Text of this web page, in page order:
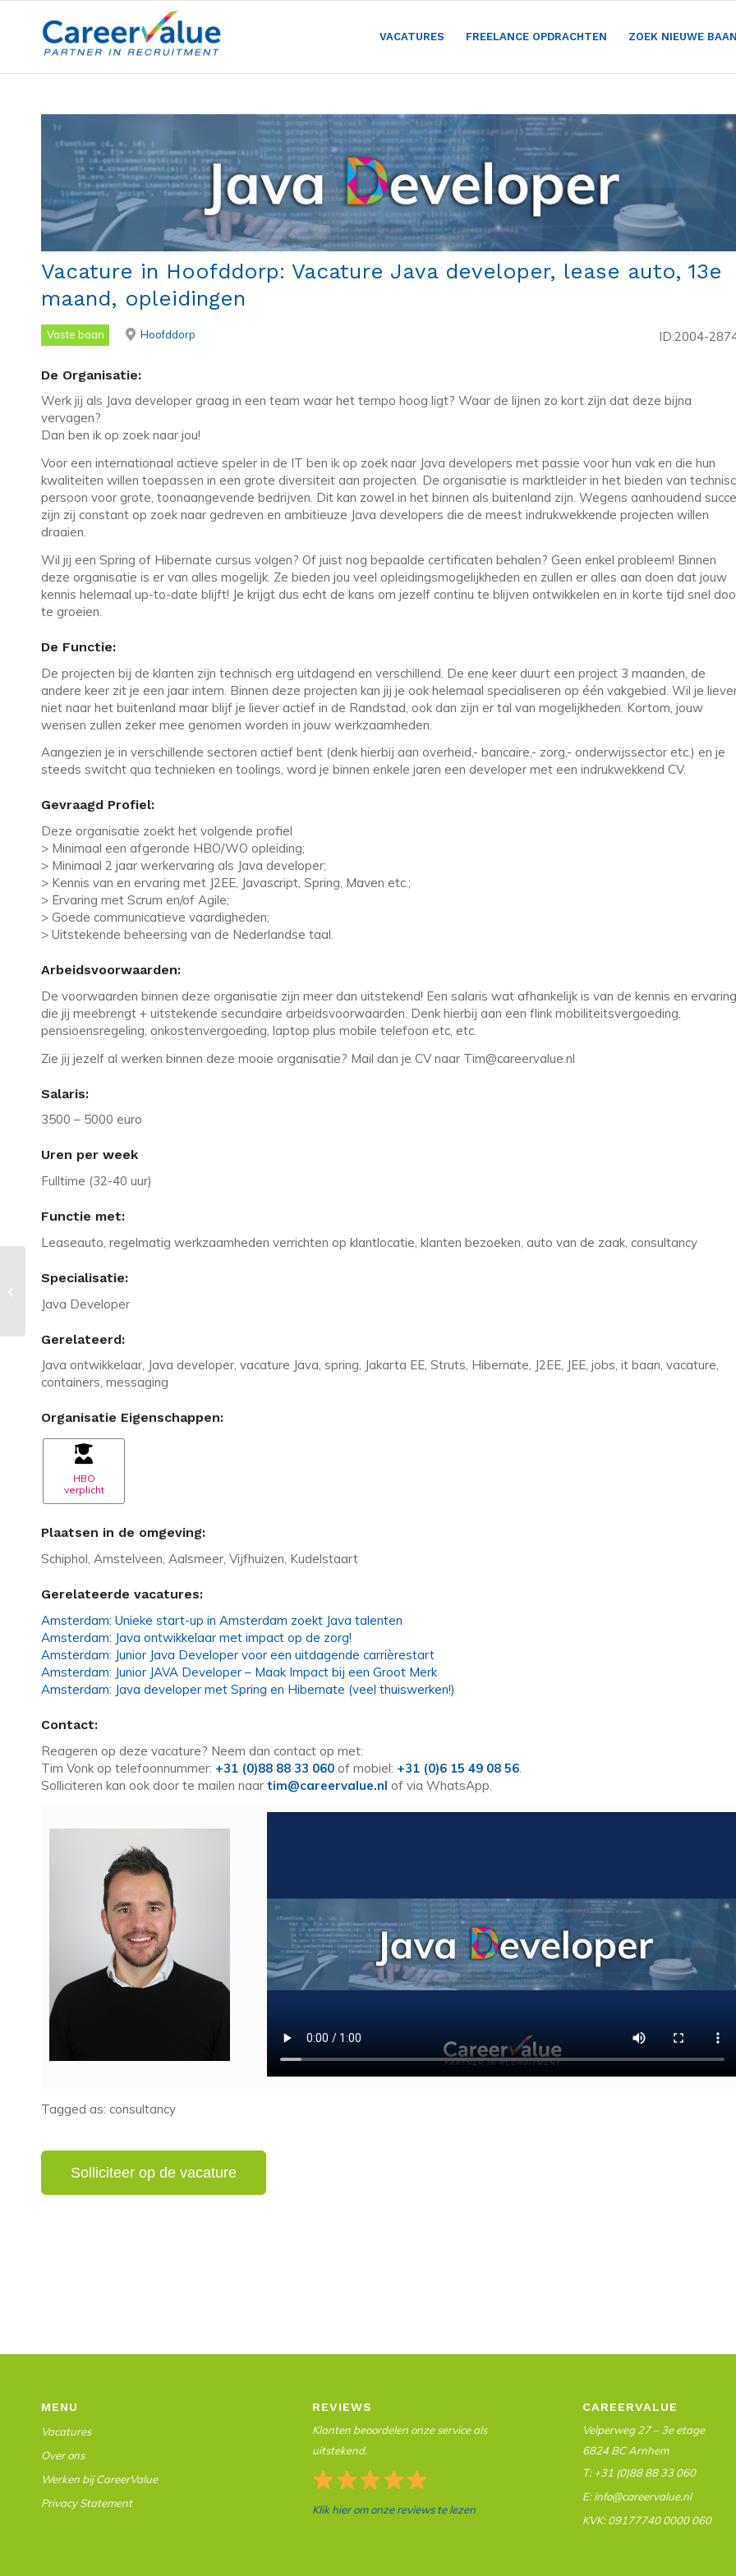
VACATURES FREELANCE OPDRACHTEN ZOEK NIEUWE BAAN
Vacature in Hoofddorp: Vacature Java developer, lease auto, 13e
maand, opleidingen
Vaste baan Hoofddorp ID:2004-
De Organisatie:
Werk jij als Java developer graag in een team waar het tempo hoog ligt? Waar de lijnen zo kort zijn dat deze bijna
vervagen?
Dan ben ik op zoek naar jou!
Voor een internationaal actieve speler in de IT ben ik op zoek naar Java developers met passie voor hun vak en die hun
kwaliteiten willen toepassen in een grote diversiteit aan projecten. De organisatie is marktleider in het bieden van
persoon voor grote, toonaangevende bedrijven. Dit kan zowel in het binnen als buitenland zijn. Wegens aanhoudend
zijn zij constant op zoek naar gedreven en ambitieuze Java developers die de meest indrukwekkende projecten willen
draaien.
Wil jij een Spring of Hibernate cursus volgen? Of juist nog bepaalde certificaten behalen? Geen enkel probleem! Binnen
deze organisatie is er van alles mogelijk. Ze bieden jou veel opleidingsmogelijkheden en zullen er alles aan doen dat jouw
kennis helemaal up-to-date blijft! Je krijgt dus echt de kans om jezelf continu te blijven ontwikkelen en in korte tijd snel
te groeien.
De Functie:
De projecten bij de klanten zijn technisch erg uitdagend en verschillend. De ene keer duurt een project 3 maanden, de
andere keer zit je een jaar intern. Binnen deze projecten kan jij je ook helemaal specialiseren op één vakgebied. Wil je
niet naar het buitenland maar blijf je liever actief in de Randstad, ook dan zijn er tal van mogelijkheden. Kortom, jouw
wensen zullen zeker mee genomen worden in jouw werkzaamheden.
Aangezien je in verschillende sectoren actief bent (denk hierbij aan overheid,- bancaire,- zorg,- onderwijssector etc.) en je
steeds switcht qua technieken en toolings, word je binnen enkele jaren een developer met een indrukwekkend CV.
Gevraagd Profiel:
Deze organisatie zoekt het volgende profiel
> Minimaal een afgeronde HBO/WO opleiding;
> Minimaal 2 jaar werkervaring als Java developer;
> Kennis van en ervaring met J2EE, Javascript, Spring, Maven etc.;
> Ervaring met Scrum en/of Agile;
> Goede communicatieve vaardigheden;
> Uitstekende beheersing van de Nederlandse taal.
Arbeidsvoorwaarden:
De voorwaarden binnen deze organisatie zijn meer dan uitstekend! Een salaris wat afhankelijk is van de kennis en ervaring
die jij meebrengt + uitstekende secundaire arbeidsvoorwaarden. Denk hierbij aan een flink mobiliteitsvergoeding,
pensioensregeling, onkostenvergoeding, laptop plus mobile telefoon etc, etc.
Zie jij jezelf al werken binnen deze mooie organisatie? Mail dan je CV naar Tim@careervalue.nl
Salaris:
3500 – 5000 euro
Uren per week
Fulltime (32-40 uur)
Functie met:
Leaseauto, regelmatig werkzaamheden verrichten op klantlocatie, klanten bezoeken, auto van de zaak, consultancy
Specialisatie:
Java Developer
Gerelateerd:
Java ontwikkelaar, Java developer, vacature Java, spring, Jakarta EE, Struts, Hibernate, J2EE, JEE, jobs, it baan, vacature,
containers, messaging
Organisatie Eigenschappen:
HBO
verplicht
Plaatsen in de omgeving:
Schiphol, Amstelveen, Aalsmeer, Vijfhuizen, Kudelstaart
Gerelateerde vacatures:
Amsterdam: Unieke start-up in Amsterdam zoekt Java talenten
Amsterdam: Java ontwikkelaar met impact op de zorg!
Amsterdam: Junior Java Developer voor een uitdagende carrièrestart
Amsterdam: Junior JAVA Developer – Maak Impact bij een Groot Merk
Amsterdam: Java developer met Spring en Hibernate (veel thuiswerken!)
Contact:
Reageren op deze vacature? Neem dan contact op met:
Tim Vonk op telefoonnummer: +31 (0)88 88 33 060 of mobiel: +31 (0)6 15 49 08 56
Solliciteren kan ook door te mailen naar tim@careervalue.nl of via WhatsApp.
Tagged as: consultancy
MENU
Vacatures
Over ons
Werken bij CareerValue
Privacy Statement
REVIEWS
Klanten beoordelen onze service als
uitstekend.
Klik hier om onze reviews te lezen
CAREERVALUE
Velperweg 27 – 3e etage
6824 BC Arnhem
T: +31 (0)88 88 33 060
E: info@careervalue.nl
KVK: 09177740 0000 060
Vacature in Bodegraven: Gezocht:
kennis!